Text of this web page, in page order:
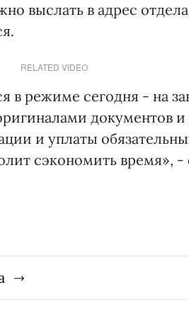
выслать в адрес
RELATED VIDEO
в режиме сегодня - на
документов
и уплаты
сэкономить время»,